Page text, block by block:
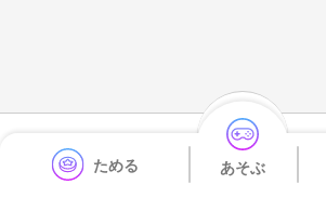
プライバシーポリシー
よくある質問
お問い合わせ
ためる あそぶ